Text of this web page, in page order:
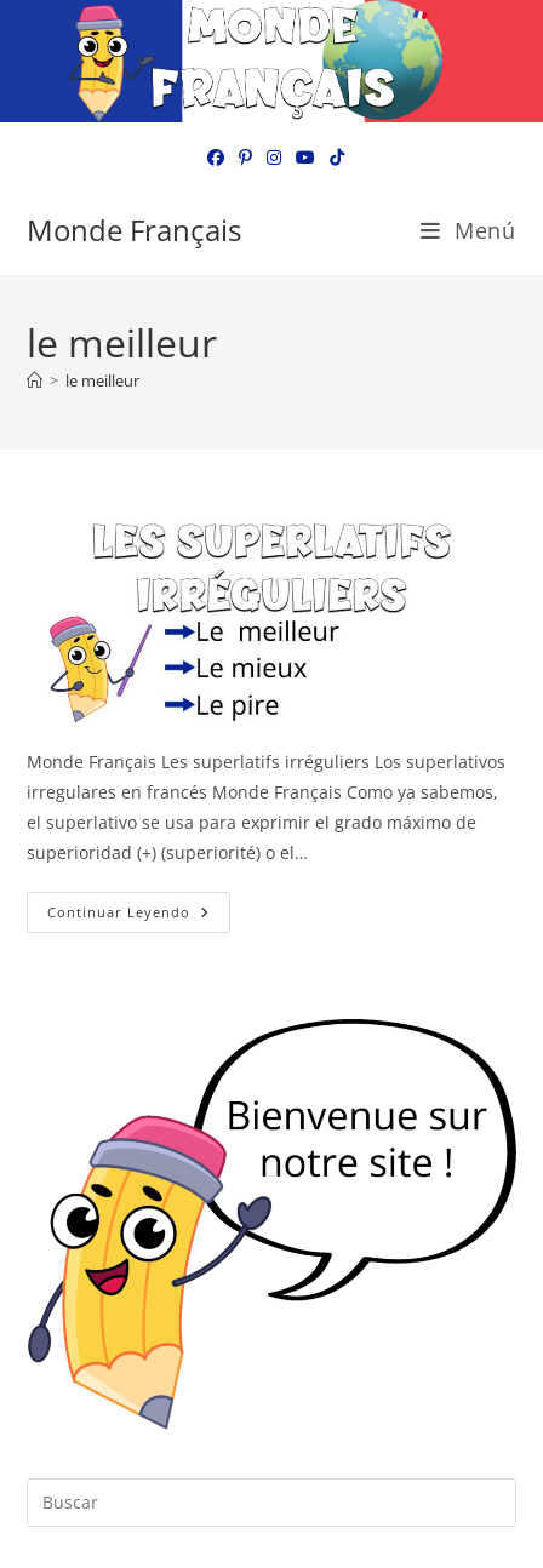
Monde Français Menú
le meilleur
> le meilleur
Monde Français Les superlatifs irréguliers Los superlativos
irregulares en francés Monde Français Como ya sabemos,
el superlativo se usa para exprimir el grado máximo de
superioridad (+) (superiorité) o el…
Continuar Leyendo Los
Superlativos